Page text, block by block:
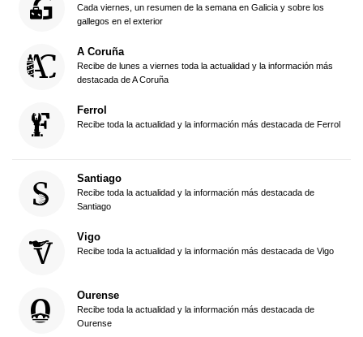
Cada viernes, un resumen de la semana en Galicia y sobre los
gallegos en el exterior
A Coruña
Recibe de lunes a viernes toda la actualidad y la información más
destacada de A Coruña
Ferrol
Recibe toda la actualidad y la información más destacada de Ferrol
Santiago
Recibe toda la actualidad y la información más destacada de
Santiago
Vigo
Recibe toda la actualidad y la información más destacada de Vigo
Ourense
Recibe toda la actualidad y la información más destacada de
Ourense